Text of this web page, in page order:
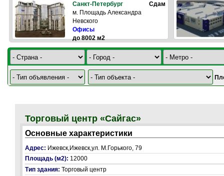
Санкт-Петербург
Сдам
м. Площадь Александра
Невского
Офисы
до 8002 м2
Торговый центр «Сайгас»
Основные характеристики
Адрес: Ижевск,Ижевск,ул. М.Горького, 79
Площадь (м2): 12000
Тип здания: Торговый центр